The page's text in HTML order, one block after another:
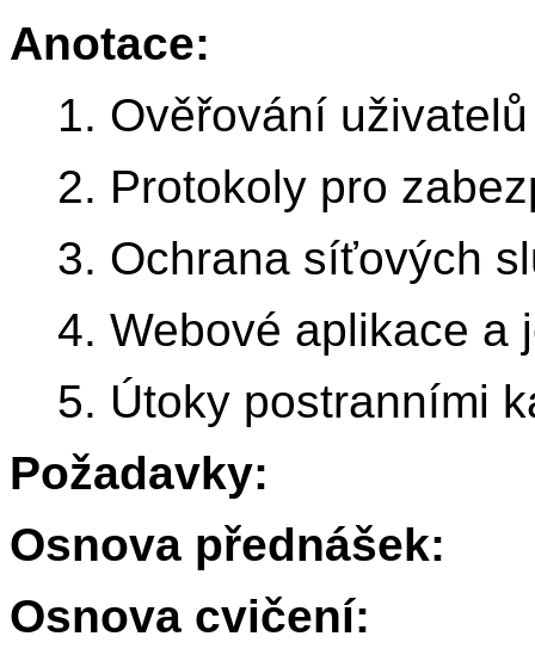
Anotace:
1. Ověřování uživatelů
2. Protokoly pro
3. Ochrana síťových
4. Webové aplikace a
5. Útoky postranními
Požadavky:
Osnova přednášek:
Osnova cvičení: